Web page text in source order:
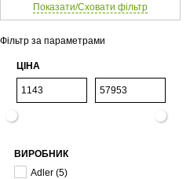
Показати/Сховати фільтр
Фільтр за параметрами
ЦІНА
ВИРОБНИК
Adler (5)